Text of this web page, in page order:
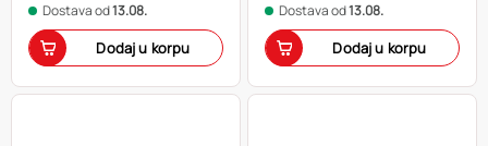
Dostava od13.08.
Dodaj u korpu
Dostava od13.08.
Dodaj u korpu